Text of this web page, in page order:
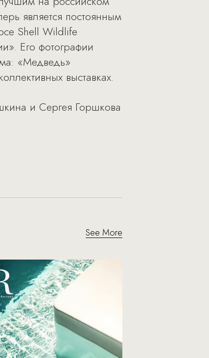
является постоянным
Shell Wildlife
Его фотографии
«Медведь»
выставках.
и Сергея Горшкова
See More